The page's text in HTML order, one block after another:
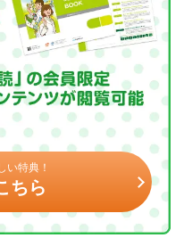
い特典！
ちら